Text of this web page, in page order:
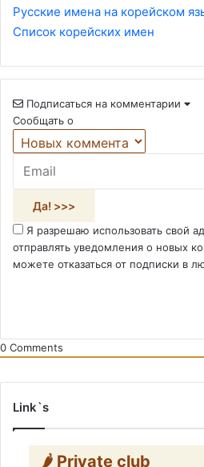
Русские имена на корейском
Список корейских имен
Подписаться на комментарии
Сообщать о
Я разрешаю использовать свой
отправлять уведомления о новых
можете отказаться от подписки в
0 Comments
Link`s
🌶️ Private club